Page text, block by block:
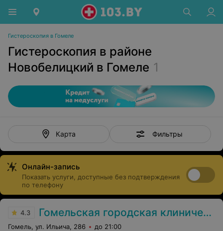
Гистероскопия в Гомеле
Гистероскопия в районе
Новобелицкий в Гомеле 1
Карта Фильтры
Онлайн-запись
Показать услуги, доступные без подтверждения
по телефону
4.3 Гомельская городская клиническая больница №3
Гомель, ул. Ильича, 286 до 21:00